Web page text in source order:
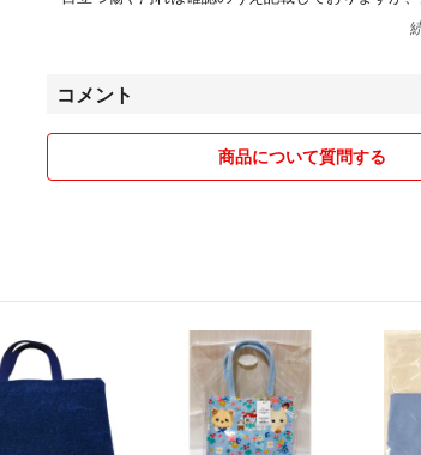
◆ 発送について ◆
小さく折りたたみ、簡易包装でお送りいたします。
使用することもございます。
お互いに気持ちの良いお取引ができますよう、ど
いたします🐶
コメント
商品について質問する